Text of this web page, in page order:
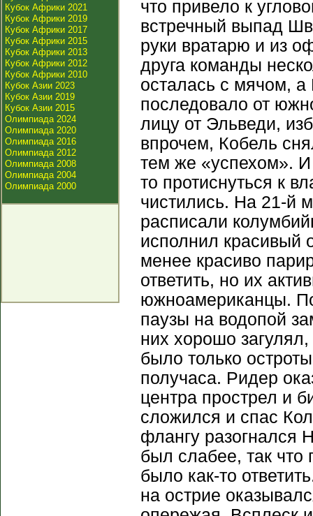
Кубок Африки 2021
Кубок Африки 2019
Кубок Африки 2017
Кубок Африки 2015
Кубок Африки 2013
Кубок Африки 2012
Кубок Африки 2010
Кубок Азии 2023
Кубок Азии 2019
Кубок Азии 2015
Олимпиада 2024
Олимпиада 2020
Олимпиада 2016
Олимпиада 2012
Олимпиада 2008
Олимпиада 2004
Олимпиада 2000
что привело к
встречный выпад
руки вратарю и из
друга команды
осталась с мячом, а
последовало от
лицу от Эльведи,
впрочем, Кобель
тем же «успехом».
то протиснуться к
чистились. На 21-й
расписали
исполнил красивый
менее красиво
ответить, но их
южноамериканцы.
паузы на водопой
них хорошо
было только
получаса. Ридер
центра прострел и
сложился и спас
флангу разогнался
был слабее, так что
было как-то
на острие